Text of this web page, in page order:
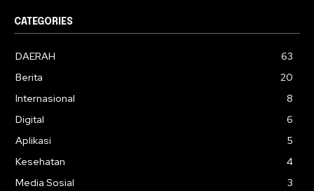
CATEGORIES
DAERAH
63
Berita
20
Internasional
8
Digital
6
Aplikasi
5
Kesehatan
4
Media Sosial
3